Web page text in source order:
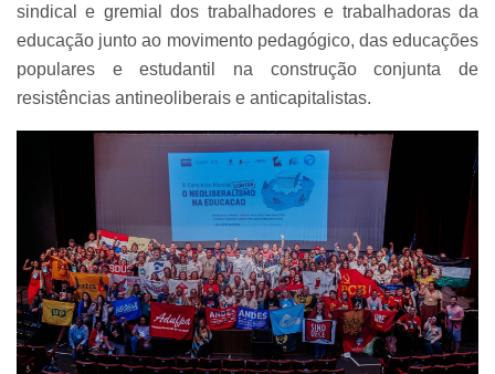
sindical e gremial dos trabalhadores e trabalhadoras da
educação junto ao movimento pedagógico, das educações
populares e estudantil na construção conjunta de
resistências antineoliberais e anticapitalistas.